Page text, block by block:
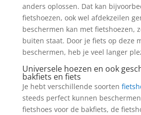
anders oplossen. Dat kan
fietshoezen, ook wel afdekzeilen
beschermen kan met fietshoezen,
buiten staat. Door je fiets op deze
beschermen, heb je veel langer
Universele hoezen en ook
bakfiets en fiets
Je hebt verschillende soorten
steeds perfect kunnen
fietshoes voor de bakfiets, de